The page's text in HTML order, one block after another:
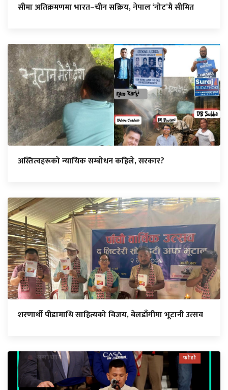
सीमा अतिक्रमणमा भारत–चीन सक्रिय, नेपाल ‘नोट’मै सीमित
अस्तित्वहरूको न्यायिक सम्बोधन कहिले, सरकार?
शरणार्थी पीडामाथि साहित्यको विजय, बेलडाँगीमा भूटानी उत्सव